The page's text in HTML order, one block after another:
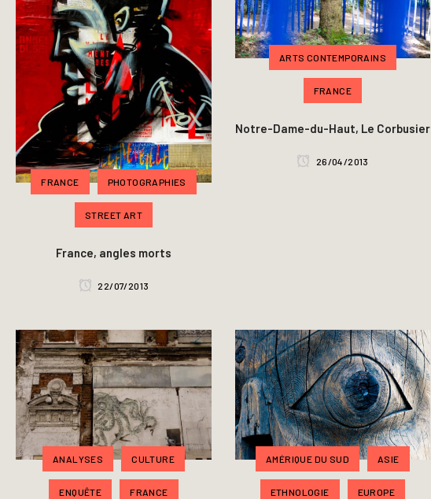
FRANCE PHOTOGRAPHIES
STREET ART
France, angles morts
22/07/2013
ARTS CONTEMPORAINS
FRANCE
Notre-Dame-du-Haut, Le Corbusier
26/04/2013
ANALYSES CULTURE
ENQUÊTE FRANCE
AMÉRIQUE DU SUD ASIE
ETHNOLOGIE EUROPE